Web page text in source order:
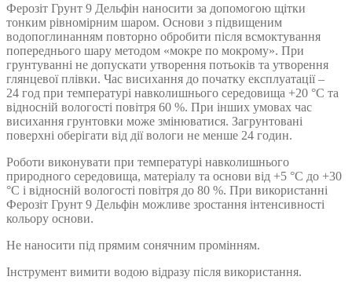
Ферозіт Грунт 9 Дельфін наносити за допомогою щітки
тонким рівномірним шаром. Основи з підвищеним
водопоглинанням повторно обробити після всмоктування
попереднього шару методом «мокре по мокрому». При
грунтуванні не допускати утворення потьоків та утворення
глянцевої плівки. Час висихання до початку експлуатації –
24 год при температурі навколишнього середовища +20 °С та
відносній вологості повітря 60 %. При інших умовах час
висихання грунтовки може змінюватися. Загрунтовані
поверхні оберігати від дії вологи не менше 24 годин.
Роботи виконувати при температурі навколишнього
природного середовища, матеріалу та основи від +5 °С до +30
°С і відносній вологості повітря до 80 %. При використанні
Ферозіт Грунт 9 Дельфін можливе зростання інтенсивності
кольору основи.
Не наносити під прямим сонячним промінням.
Інструмент вимити водою відразу після використання.